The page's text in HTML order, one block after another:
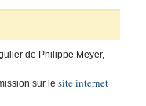
de Philippe Meyer,
sur lesite internet